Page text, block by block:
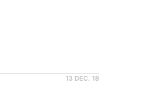
13 DEC. 18